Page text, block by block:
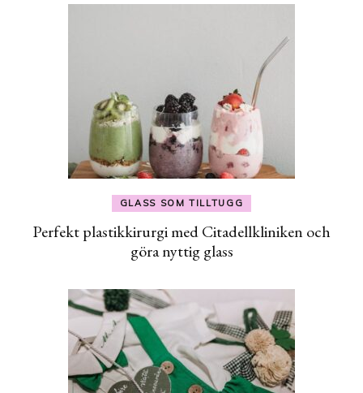
GLASS SOM TILLTUGG
Perfekt plastikkirurgi med Citadellkliniken och
göra nyttig glass